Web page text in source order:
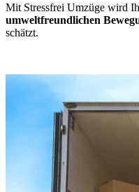
Mit Stressfrei Umzüge wird
umweltfreundlichen
schätzt.